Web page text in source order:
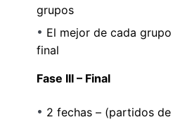
grupos
El mejor de cada
final
Fase III – Final
2 fechas – (partidos